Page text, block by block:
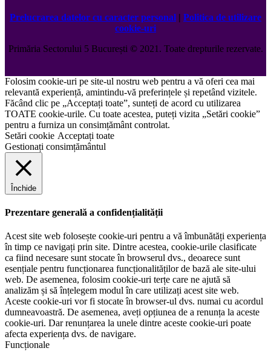
Prelucrarea datelor cu caracter personal | Politica de utilizare
cookie-uri
Primăria Sectorului 5 București ©️2021. Toate drepturile rezervate.
Folosim cookie-uri pe site-ul nostru web pentru a vă oferi cea mai
relevantă experiență, amintindu-vă preferințele și repetând vizitele.
Făcând clic pe „Acceptați toate”, sunteți de acord cu utilizarea
TOATE cookie-urile. Cu toate acestea, puteți vizita „Setări cookie”
pentru a furniza un consimțământ controlat.
Setări cookie Acceptați toate
Gestionați consimțământul
Închide
Prezentare generală a confidențialității
Acest site web folosește cookie-uri pentru a vă îmbunătăți experiența
în timp ce navigați prin site. Dintre acestea, cookie-urile clasificate
ca fiind necesare sunt stocate în browserul dvs., deoarece sunt
esențiale pentru funcționarea funcționalităților de bază ale site-ului
web. De asemenea, folosim cookie-uri terțe care ne ajută să
analizăm și să înțelegem modul în care utilizați acest site web.
Aceste cookie-uri vor fi stocate în browser-ul dvs. numai cu acordul
dumneavoastră. De asemenea, aveți opțiunea de a renunța la aceste
cookie-uri. Dar renunțarea la unele dintre aceste cookie-uri poate
afecta experiența dvs. de navigare.
Funcționale